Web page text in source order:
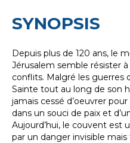
SYNOPSIS
Depuis plus de 120 ans, le
Jérusalem semble résister
conflits. Malgré les guerres
Sainte tout au long de son
jamais cessé d’oeuvrer
dans un souci de paix et
Aujourd’hui, le couvent est
par un danger invisible